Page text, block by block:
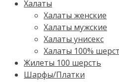
Халаты
Халаты женские
Халаты мужские
Халаты унисекс
Халаты 100%
Жилеты 100 шерсть
Шарфы/Платки